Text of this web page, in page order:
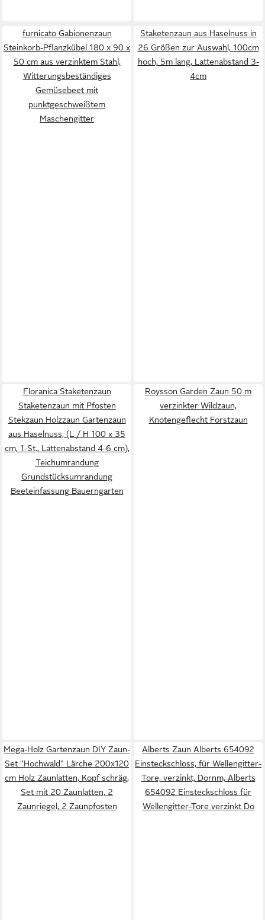
furnicato Gabionenzaun
Steinkorb-Pflanzkübel 180 x 90 x
50 cm aus verzinktem Stahl,
Witterungsbeständiges
Gemüsebeet mit
punktgeschweißtem
Maschengitter
Staketenzaun aus Haselnuss in
26 Größen zur Auswahl, 100cm
hoch, 5m lang, Lattenabstand 3-
4cm
Floranica Staketenzaun
Staketenzaun mit Pfosten
Stekzaun Holzzaun Gartenzaun
aus Haselnuss, (L / H 100 x 35
cm, 1-St., Lattenabstand 4-6 cm),
Teichumrandung
Grundstücksumrandung
Beeteinfassung Bauerngarten
Roysson Garden Zaun 50 m
verzinkter Wildzaun,
Knotengeflecht Forstzaun
Mega-Holz Gartenzaun DIY Zaun-
Set "Hochwald" Lärche 200x120
cm Holz Zaunlatten, Kopf schräg,
Set mit 20 Zaunlatten, 2
Zaunriegel, 2 Zaunpfosten
Alberts Zaun Alberts 654092
Einsteckschloss, für Wellengitter-
Tore, verzinkt, Dornm, Alberts
654092 Einsteckschloss für
Wellengitter-Tore verzinkt Do